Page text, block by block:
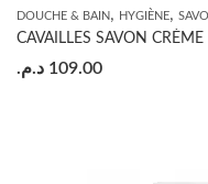
DOUCHE & BAIN, HYGIÈNE,
CAVAILLES SAVON
109.00 د.م.